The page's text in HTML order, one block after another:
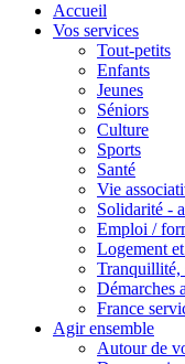
Accueil
Vos services
Tout-petits
Enfants
Jeunes
Séniors
Culture
Sports
Santé
Vie
Solidarité -
Emploi /
Logement
Tranquillité,
Démarches
France
Agir ensemble
Autour de